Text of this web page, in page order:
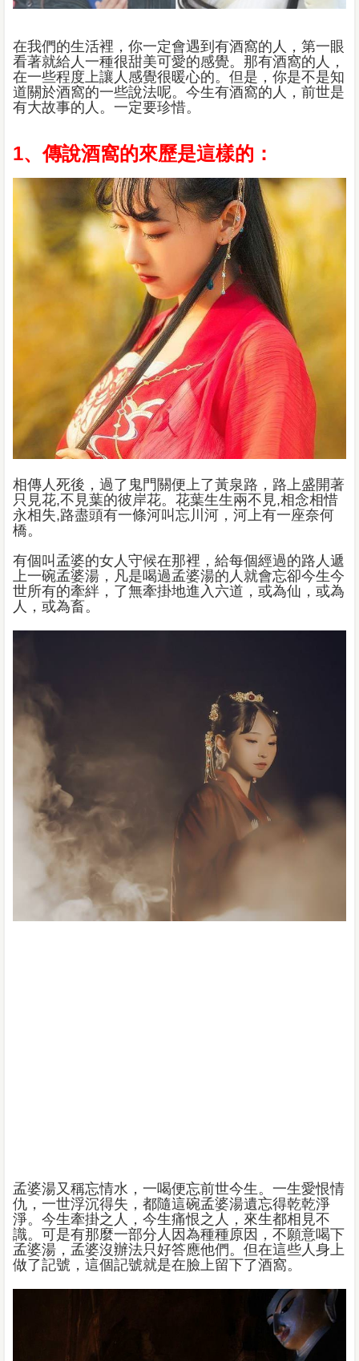
在我們的生活裡，你一定會遇到有酒窩的人，第一眼
看著就給人一種很甜美可愛的感覺。那有酒窩的人，
在一些程度上讓人感覺很暖心的。但是，你是不是知
道關於酒窩的一些說法呢。今生有酒窩的人，前世是
有大故事的人。一定要珍惜。
1、傳說酒窩的來歷是這樣的：
相傳人死後，過了鬼門關便上了黃泉路，路上盛開著
只見花,不見葉的彼岸花。花葉生生兩不見,相念相惜
永相失,路盡頭有一條河叫忘川河，河上有一座奈何
橋。
有個叫孟婆的女人守候在那裡，給每個經過的路人遞
上一碗孟婆湯，凡是喝過孟婆湯的人就會忘卻今生今
世所有的牽絆，了無牽掛地進入六道，或為仙，或為
人，或為畜。
孟婆湯又稱忘情水，一喝便忘前世今生。一生愛恨情
仇，一世浮沉得失，都隨這碗孟婆湯遺忘得乾乾淨
淨。今生牽掛之人，今生痛恨之人，來生都相見不
識。可是有那麼一部分人因為種種原因，不願意喝下
孟婆湯，孟婆沒辦法只好答應他們。但在這些人身上
做了記號，這個記號就是在臉上留下了酒窩。